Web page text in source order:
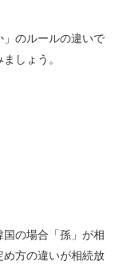
」のルールの違いで
しょう。
の場合「孫」が相
方の違いが相続放